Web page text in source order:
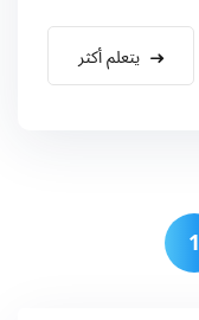
يتعلم أكثر
1